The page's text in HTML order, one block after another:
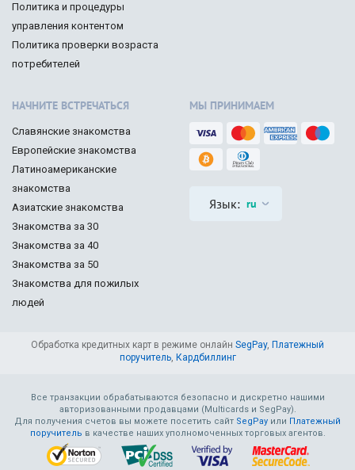
Политика и процедуры
управления контентом
Политика проверки возраста
потребителей
НАЧНИТЕ ВСТРЕЧАТЬСЯ
Славянские знакомства
Европейские знакомства
Латиноамериканские
знакомства
Азиатские знакомства
Знакомства за 30
Знакомства за 40
Знакомства за 50
Знакомства для пожилых
людей
МЫ ПРИНИМАЕМ
Язык: ru
Обработка кредитных карт в режиме онлайн SegPay, Платежный
поручитель, Кардбиллинг
Все транзакции обрабатываются безопасно и дискретно нашими
авторизованными продавцами (Multicards и SegPay).
Для получения счетов вы можете посетить сайт SegPay или Платежный
поручитель в качестве наших уполномоченных торговых агентов.